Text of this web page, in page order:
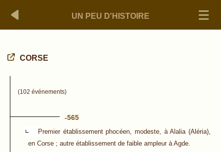
UN PEU D'HISTOIRE
CORSE
(102 événements)
-565
Premier établissement phocéen, modeste, à Alalia (Aléria),
en Corse ; autre établissement de faible ampleur à Agde.